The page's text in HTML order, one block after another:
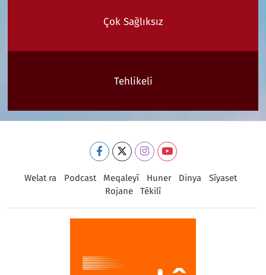
Çok Sağlıksız
Tehlikeli
Welat ra Podcast Meqaleyî Huner Dinya
Sîyaset
Rojane
Têkilî